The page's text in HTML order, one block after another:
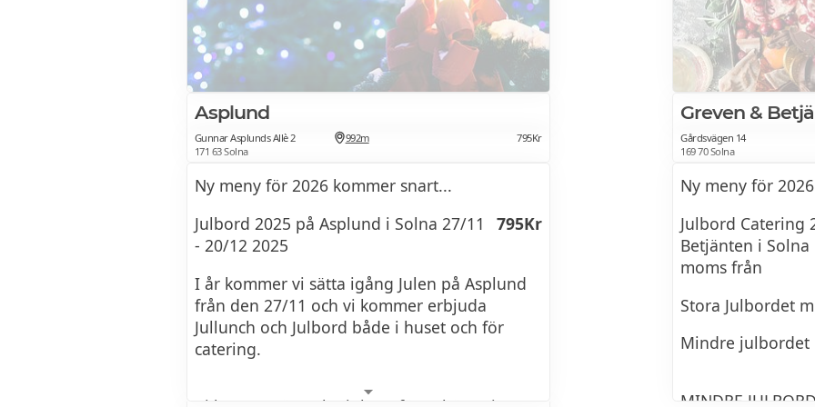
PÅ DET KALLA
Andra turen - Vi
smakerna från
Inkokt lax med
Västerbottenpaj
Ägghalvor
Gravad lax med
Varmrökt laxfilé
Kallrökt laxfilé
Pris inkl moms
Eftermiddag
Tis-Tors kl 16-18
inkl moms
17:00-19:00/
Fredagar
17:00-19:00 /
Lördagar
Asplund
Gunnar Asplunds Allè 2
171 63 Solna
992m 795Kr
Ny meny för 2026 kommer snart...
Julbord 2025 på Asplund i Solna 27/11
- 20/12 2025
795Kr
I år kommer vi sätta igång Julen på Asplund
från den 27/11 och vi kommer erbjuda
Jullunch och Julbord både i huset och för
catering.
Greven &
Gårdsvägen 14
169 70 Solna
Ny meny för
Julbord Catering
Betjänten i
moms från
Stora Julbordet
Mindre julbordet
MINDRE